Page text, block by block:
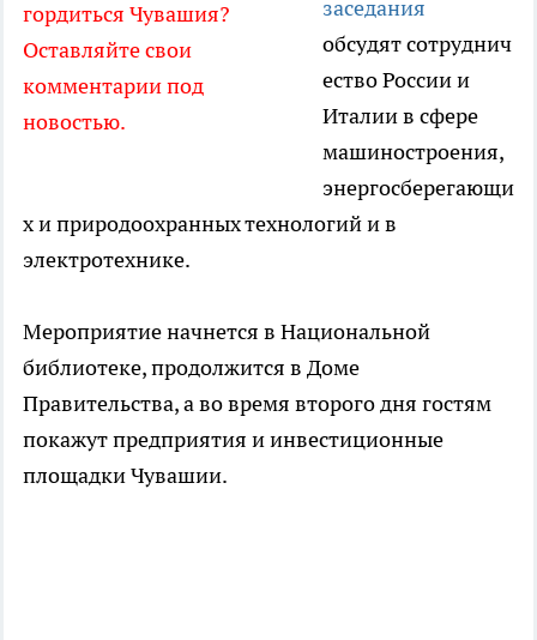
гордиться Чувашия?
Оставляйте свои
комментарии под
новостью.
заседания
обсудят сотруднич
ество России и
Италии в сфере
машиностроения,
энергосберегающи
х и природоохранных технологий и в
электротехнике.
Мероприятие начнется в Национальной
библиотеке, продолжится в Доме
Правительства, а во время второго дня гостям
покажут предприятия и инвестиционные
площадки Чувашии.